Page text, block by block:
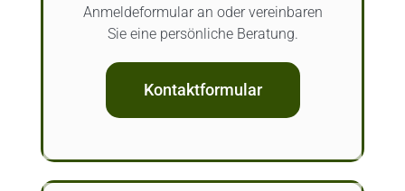
Anmeldeformular an oder vereinbaren
Sie eine persönliche Beratung.
Kontaktformular